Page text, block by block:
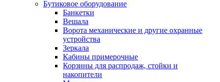
Бутиковое оборудование
Банкетки
Вешала
Ворота механические и другие охранные
устройства
Зеркала
Кабины примерочные
Корзины для распродаж, стойки и
накопители